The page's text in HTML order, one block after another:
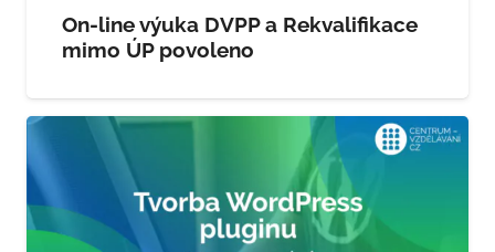
On-line výuka DVPP a Rekvalifikace
mimo ÚP povoleno